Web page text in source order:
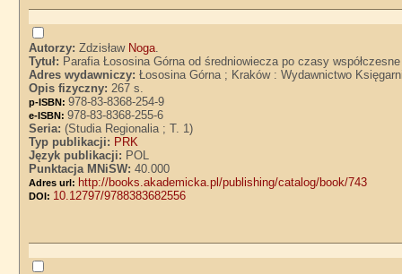
Autorzy:Zdzisław Noga.
Tytuł: Parafia Łososina Górna od średniowiecza po czasy
Adres wydawniczy:Łososina Górna ; Kraków : Wydawnictwo
Opis fizyczny:267 s.
p-ISBN:978-83-8368-254-9
e-ISBN:978-83-8368-255-6
Seria:(Studia Regionalia ; T. 1)
Typ publikacji: PRK
Język publikacji: POL
Punktacja MNiSW:40.000
Adres url: http://books.akademicka.pl/publishing/catalog/book/743
DOI: 10.12797/9788383682556